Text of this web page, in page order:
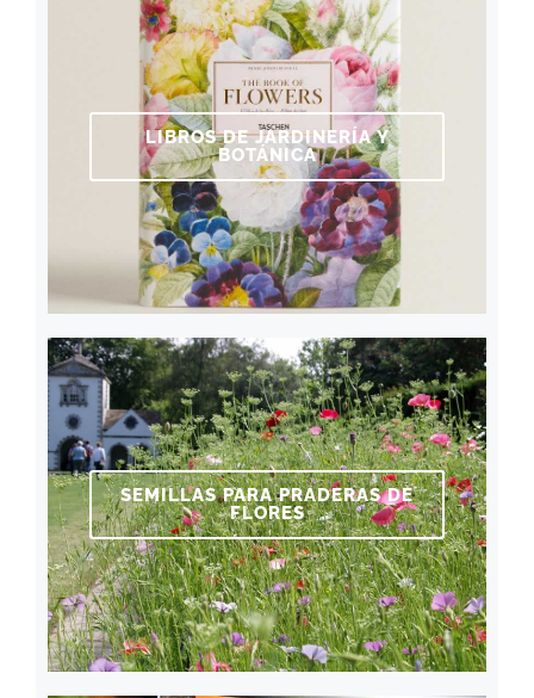
LIBROS DE JARDINERÍA Y
BOTÁNICA
SEMILLAS PARA PRADERAS DE
FLORES